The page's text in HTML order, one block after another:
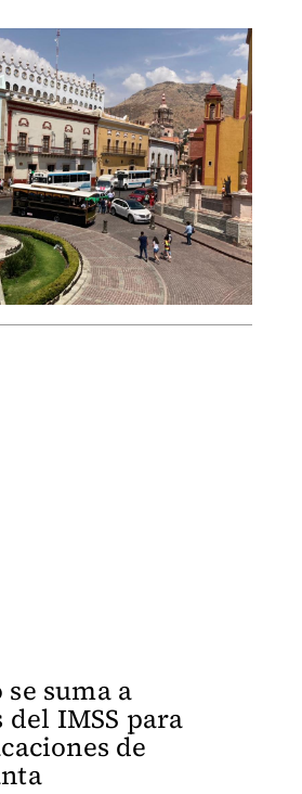
se suma a
del IMSS para
de